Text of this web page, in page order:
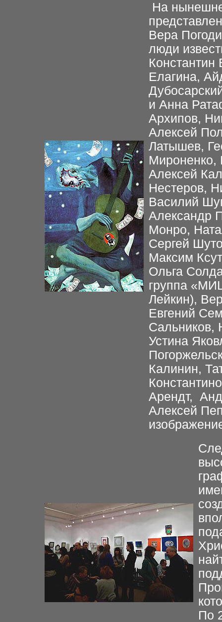
На
Вера
люди
Елагина,
и Анна
Архипов,
Алексей
Латышев,
Мироненко,
Алексей
Нестеров,
Василий
Александр
Монро,
Сергей
Максим
Ольга
группа
Лейкин),
Евгений
Сальников,
Устина
Калинин,
Арендт,
Алексей
По